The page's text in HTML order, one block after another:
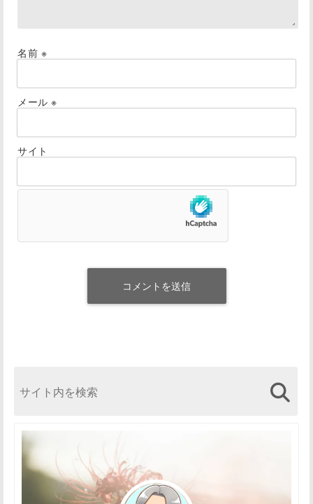
名前 ※
メール ※
サイト